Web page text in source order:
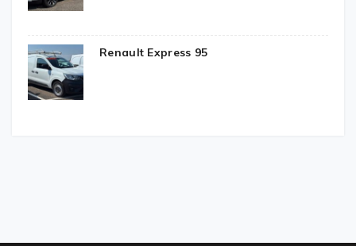
Renault Express 95